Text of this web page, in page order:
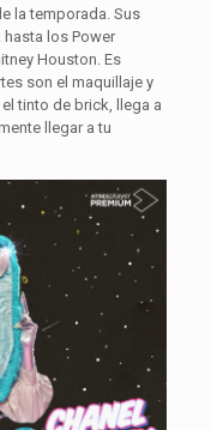
la temporada. Sus
los Power
Houston. Es
son el maquillaje y
tinto de brick, llega a
llegar a tu